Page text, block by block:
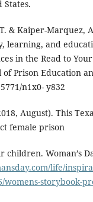
States.
& Kaiper-Marquez,
learning, and
in the Read to
Prison Education
n1x0- y832
August). This
female prison
children. Woman’s
life/
womens-storybook-